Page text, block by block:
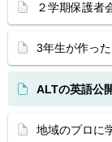
２学期保護者
3年生が作っ
ALTの英語公
地域のプロに